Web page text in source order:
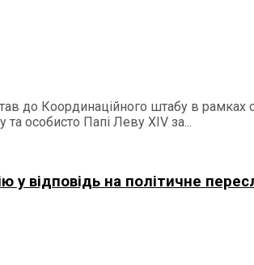
до Координаційного штабу в рамках
особисто Папі Леву ХІV за...
у відповідь на політичне